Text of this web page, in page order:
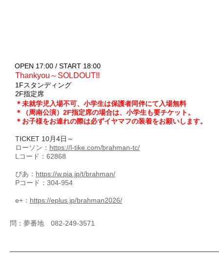
OPEN 17:00 / START 18:00
Thankyou～SOLDOUT!!
1Fスタンディング
2F指定席
＊未就学児入場不可、小学生は保護者同伴にて入場無料
＊（周南公演）2F指定席の場合は、小学生も要チケット。
＊お子様をお連れの際は必ずイヤマフの装着をお願いします。
TICKET 10月4日～
ローソン： https://l-tike.com/brahman-tc/
Lコード：62868
ぴあ： https://w.pia.jp/t/brahman/
Pコード：304-954
e+： https://eplus.jp/brahman2026/
問：夢番地 082-249-3571